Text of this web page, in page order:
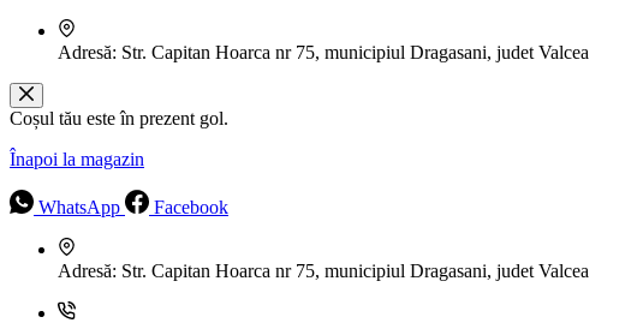
Adresă: Str. Capitan Hoarca nr 75, municipiul Dragasani, judet Valcea
Coșul tău este în prezent gol.
Înapoi la magazin
WhatsApp Facebook
Adresă: Str. Capitan Hoarca nr 75, municipiul Dragasani, judet Valcea